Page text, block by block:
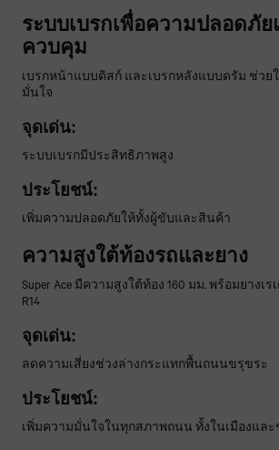
ระบบเบรกเพื่อความปลอดภัย
ควบคุม
เบรกหน้าแบบดิสก์ และเบรกหลังแบบดรัม ช่วย
มั่นใจ
จุดเด่น:
ระบบเบรกมีประสิทธิภาพสูง
ประโยชน์:
เพิ่มความปลอดภัยให้ทั้งผู้ขับและสินค้า
ความสูงใต้ท้องรถและยาง
Super Ace มีความสูงใต้ท้อง 160 มม. พร้อมยางเร
R14
จุดเด่น:
ลดความเสี่ยงช่วงล่างกระแทกพื้นถนนขรุขระ
ประโยชน์:
เพิ่มความมั่นใจในทุกสภาพถนน ทั้งในเมืองและ